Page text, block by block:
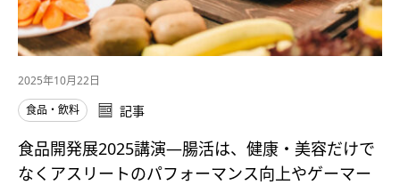
2025年10月22日
食品・飲料
記事
食品開発展2025講演―腸活は、健康・美容だけで
なくアスリートのパフォーマンス向上やゲーマー